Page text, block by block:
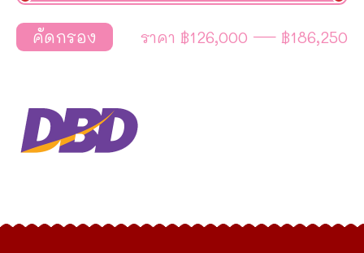
ราคา
ราคาคัดกรอง ราคา ฿126,000 — ฿186,250